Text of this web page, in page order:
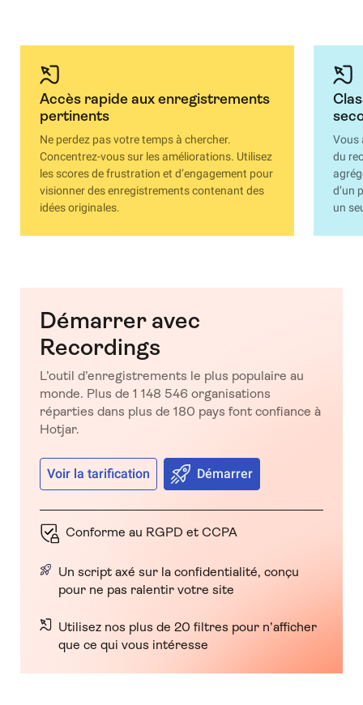
Accès rapide aux enregistrements
pertinents
Ne perdez pas votre temps à chercher.
Concentrez-vous sur les améliorations. Utilisez
les scores de frustration et d’engagement pour
visionner des enregistrements contenant des
idées originales.
Vous
du
d’un
un
Démarrer avec
Recordings
L’outil d’enregistrements le plus populaire au
monde. Plus de 1 148 546 organisations
réparties dans plus de 180 pays font confiance à
Hotjar.
Voir la tarification Démarrer
Conforme au RGPD et CCPA
Un script axé sur la confidentialité, conçu
pour ne pas ralentir votre site
Utilisez nos plus de 20 filtres pour n’afficher
que ce qui vous intéresse